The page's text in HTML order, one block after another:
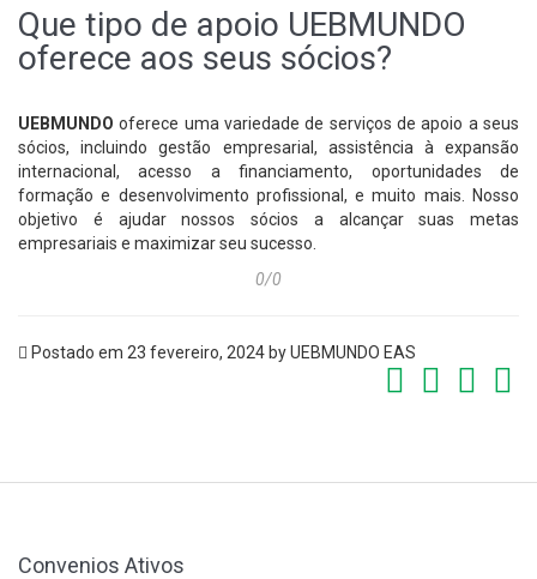
Que tipo de apoio UEBMUNDO
oferece aos seus sócios?
UEBMUNDO oferece uma variedade de serviços de apoio a seus
sócios, incluindo gestão empresarial, assistência à expansão
internacional, acesso a financiamento, oportunidades de
formação e desenvolvimento profissional, e muito mais. Nosso
objetivo é ajudar nossos sócios a alcançar suas metas
empresariais e maximizar seu sucesso.
0/0
Postado em 23 fevereiro, 2024 by UEBMUNDO EAS
Convenios Ativos